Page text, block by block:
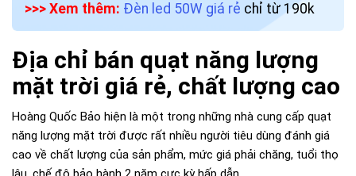
>>> Xem thêm: Đèn led 50W giá rẻ chỉ từ 190k
Địa chỉ bán quạt năng lượng
mặt trời giá rẻ, chất lượng cao
Hoàng Quốc Bảo hiện là một trong những nhà cung cấp quạt
năng lượng mặt trời được rất nhiều người tiêu dùng đánh giá
cao về chất lượng của sản phẩm, mức giá phải chăng, tuổi thọ